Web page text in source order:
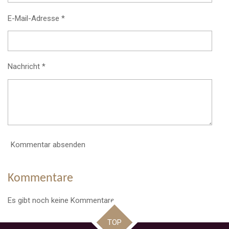
:
0
S
r
n
E-Mail-Adresse *
Nachricht *
Kommentar absenden
Kommentare
Es gibt noch keine Kommentare.
TOP